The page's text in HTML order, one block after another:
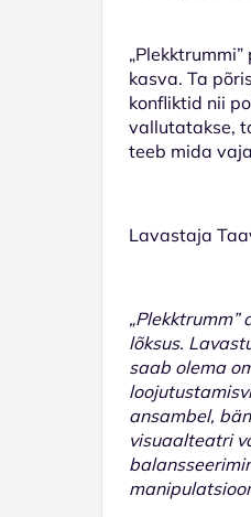
kasva. Ta
konfliktid nii
vallutatakse,
teeb mida
Lavastaja
„Plekktrumm”
lõksus.
saab olema
ansambel,
visuaalteatri